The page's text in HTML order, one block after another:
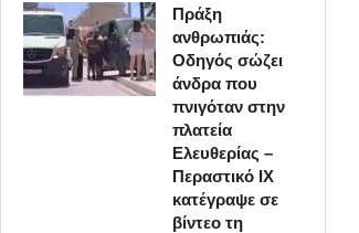
Πράξη
ανθρωπιάς:
Οδηγός σώζει
άνδρα που
πνιγόταν στην
πλατεία
Ελευθερίας –
Περαστικό ΙΧ
κατέγραψε σε
βίντεο τη